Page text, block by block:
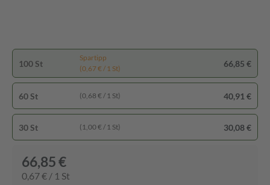
100 St
Spartipp
(0,67 € / 1 St)
66,85 €
60 St (0,68 € / 1 St) 40,91 €
30 St (1,00 € / 1 St) 30,08 €
66,85 €
0,67 € / 1 St